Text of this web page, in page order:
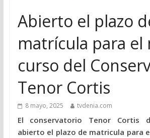
Abierto el plazo
matrícula para el
curso del
Tenor Cortis
8 mayo, 2025 tvdenia.com
El conservatorio Tenor Cortis
abierto el plazo de matricula para